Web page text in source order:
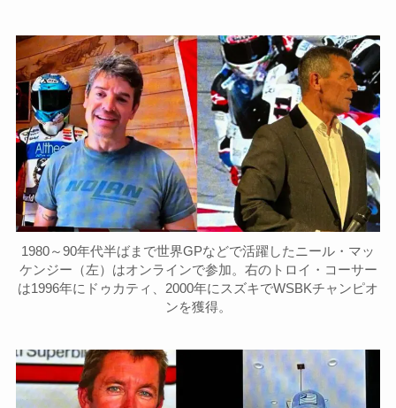
1980～90年代半ばまで世界GPなどで活躍したニール・マッ
ケンジー（左）はオンラインで参加。右のトロイ・コーサー
は1996年にドゥカティ、2000年にスズキでWSBKチャンピオ
ンを獲得。